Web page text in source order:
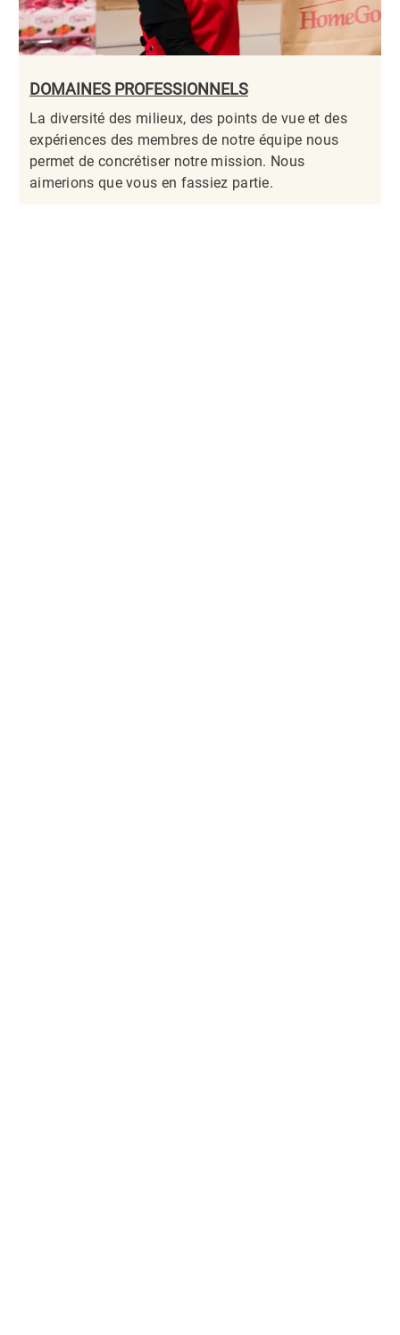
DOMAINES PROFESSIONNELS
La diversité des milieux, des points de vue et des
expériences des membres de notre équipe nous
permet de concrétiser notre mission. Nous
aimerions que vous en fassiez partie.​​​​​​​